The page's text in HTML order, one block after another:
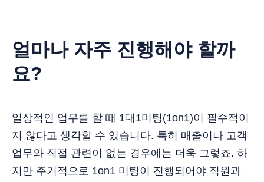
얼마나 자주 진행해야 할까
요?
일상적인 업무를 할 때 1대1미팅(1on1)이 필수적이
지 않다고 생각할 수 있습니다. 특히 매출이나 고객
업무와 직접 관련이 없는 경우에는 더욱 그렇죠. 하
지만 주기적으로 1on1 미팅이 진행되어야 직원과